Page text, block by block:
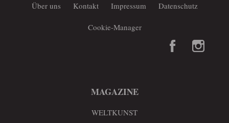
Über uns Kontakt Impressum Datenschutz
Cookie-Manager
MAGAZINE
WELTKUNST